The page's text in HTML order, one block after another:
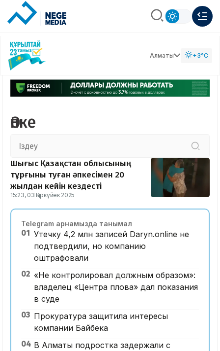
Алматы +3°C
Әпке
Шығыс Қазақстан облысының
тұрғыны туған әпкесімен 20
жылдан кейін кездесті
15:23, 03 Қыркүйек 2025
Telegram арнамызда танымал
01 Утечку 4,2 млн записей Daryn.online не
подтвердили, но компанию
оштрафовали
02 «Не контролировал должным образом»:
владелец «Центра плова» дал показания
в суде
03 Прокуратура защитила интересы
компании Байбека
04 В Алматы подростка задержали с